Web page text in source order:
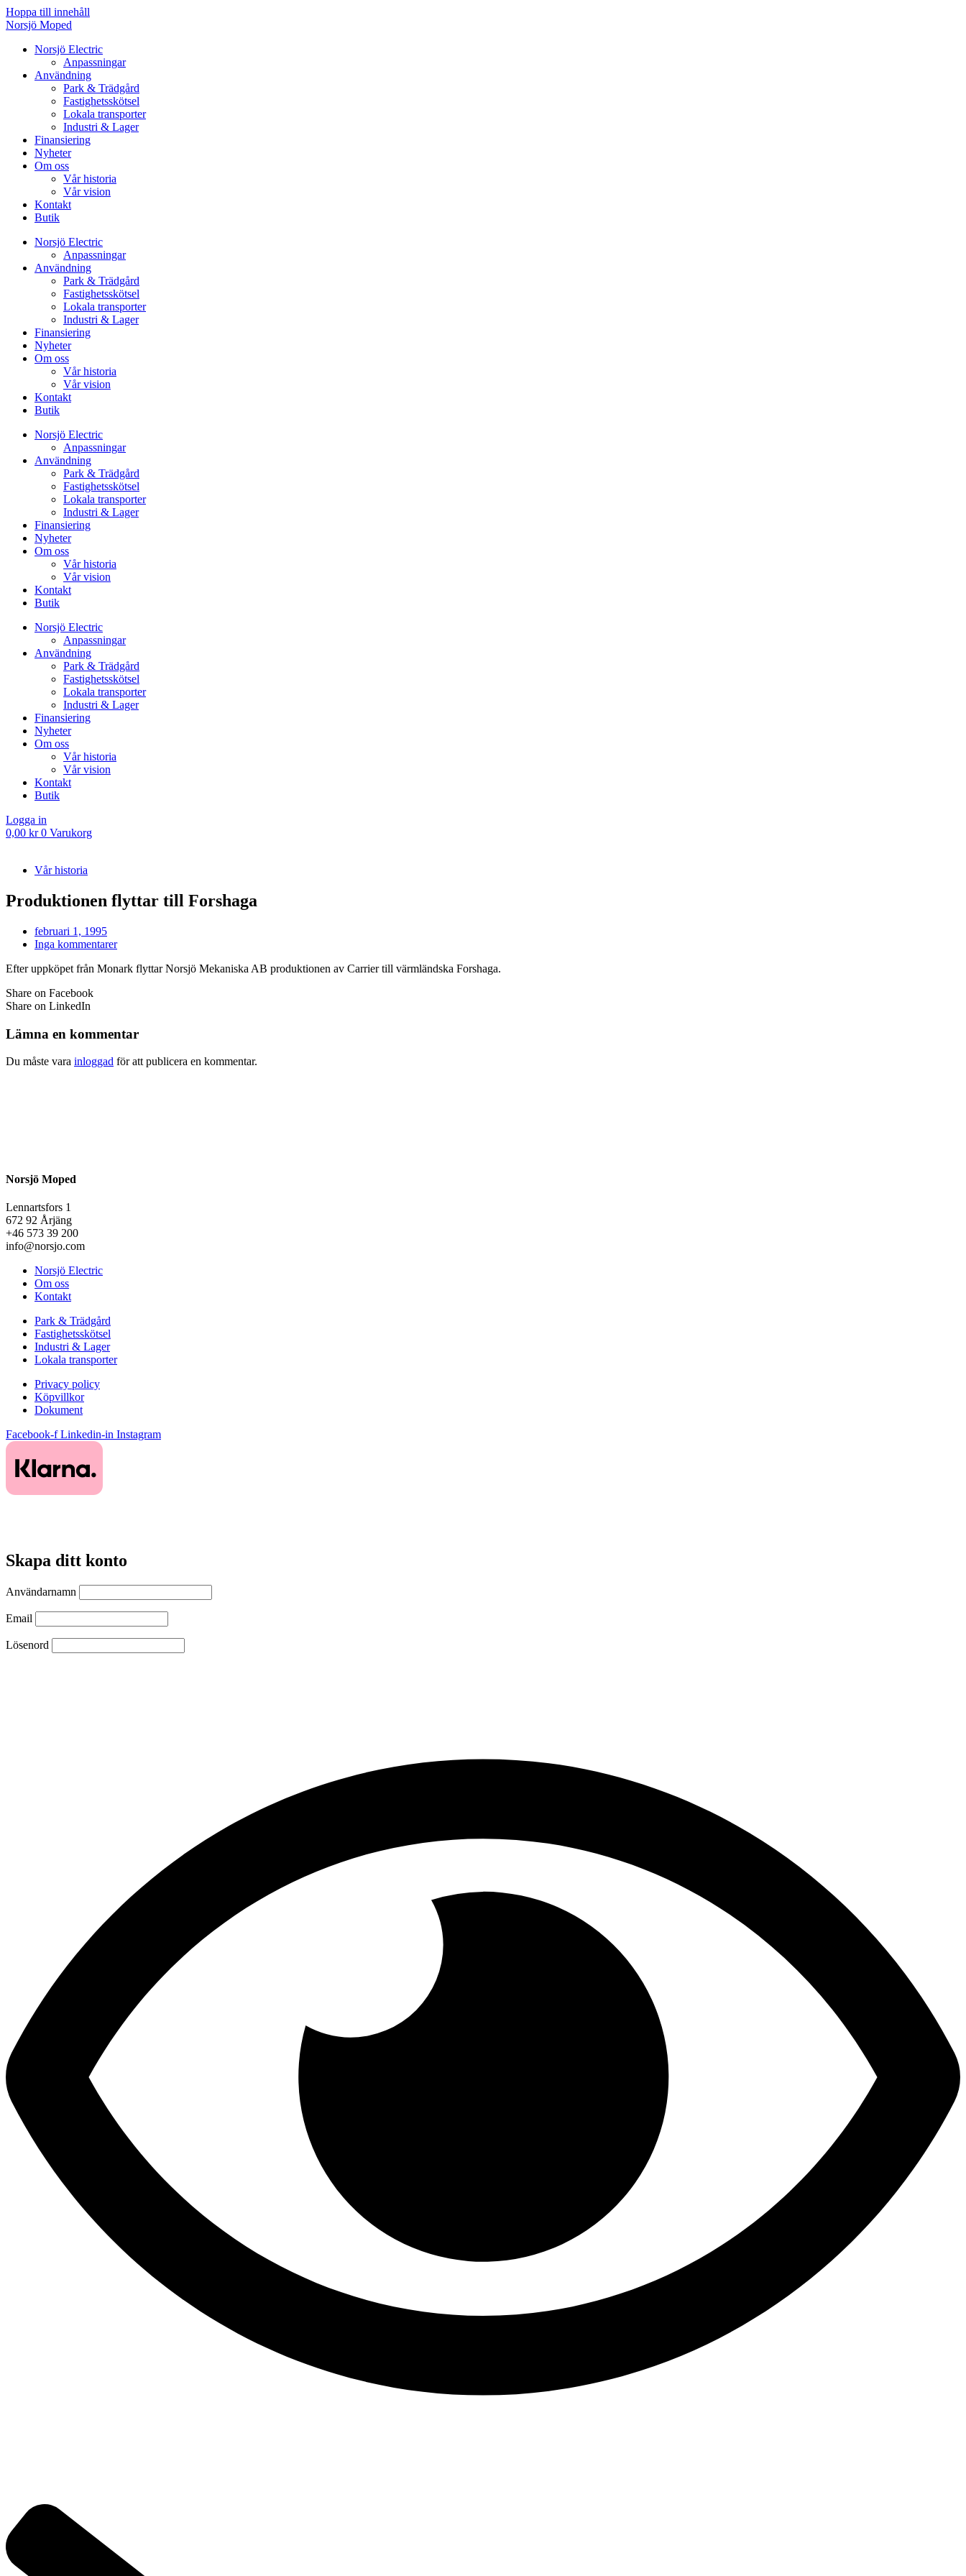
Hoppa till innehåll
Norsjö Moped
Norsjö Electric
Anpassningar
Användning
Park & Trädgård
Fastighetsskötsel
Lokala transporter
Industri & Lager
Finansiering
Nyheter
Om oss
Vår historia
Vår vision
Kontakt
Butik
Norsjö Electric
Anpassningar
Användning
Park & Trädgård
Fastighetsskötsel
Lokala transporter
Industri & Lager
Finansiering
Nyheter
Om oss
Vår historia
Vår vision
Kontakt
Butik
Norsjö Electric
Anpassningar
Användning
Park & Trädgård
Fastighetsskötsel
Lokala transporter
Industri & Lager
Finansiering
Nyheter
Om oss
Vår historia
Vår vision
Kontakt
Butik
Norsjö Electric
Anpassningar
Användning
Park & Trädgård
Fastighetsskötsel
Lokala transporter
Industri & Lager
Finansiering
Nyheter
Om oss
Vår historia
Vår vision
Kontakt
Butik
Logga in
0,00 kr 0 Varukorg
Vår historia
Produktionen flyttar till Forshaga
februari 1, 1995
Inga kommentarer
Efter uppköpet från Monark flyttar Norsjö Mekaniska AB produktionen av Carrier till värmländska Forshaga.
Share on Facebook
Share on LinkedIn
Lämna en kommentar
Du måste vara inloggad för att publicera en kommentar.
Norsjö Moped
Lennartsfors 1
672 92 Årjäng
+46 573 39 200
info@norsjo.com
Norsjö Electric
Om oss
Kontakt
Park & Trädgård
Fastighetsskötsel
Industri & Lager
Lokala transporter
Privacy policy
Köpvillkor
Dokument
Facebook-f Linkedin-in Instagram
Skapa ditt konto
Användarnamn
Email
Lösenord